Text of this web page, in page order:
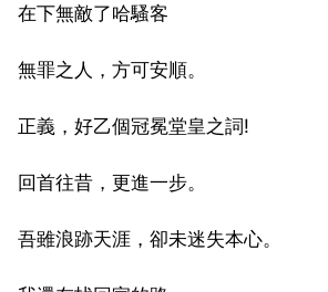
在下無敵了哈騷客
無罪之人，方可安順。
正義，好乙個冠冕堂皇之詞!
回首往昔，更進一步。
吾雖浪跡天涯，卻未迷失本心。